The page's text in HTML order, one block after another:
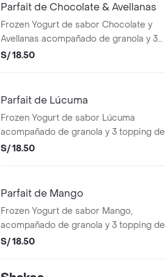
Parfait de Chocolate & Avellanas
Frozen Yogurt de sabor Chocolate y
Avellanas acompañado de granola y 3
topping de frutas a elección
S/ 18.50
Parfait de Lúcuma
Frozen Yogurt de sabor Lúcuma
acompañado de granola y 3 topping de
frutas a elección
S/ 18.50
Parfait de Mango
Frozen Yogurt de sabor Mango,
acompañado de granola y 3 topping de
frutas a elección.
S/ 18.50